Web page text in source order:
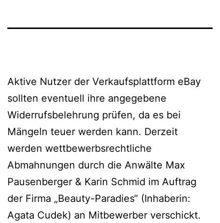
Aktive Nutzer der Verkaufsplattform eBay
sollten eventuell ihre angegebene
Widerrufsbelehrung prüfen, da es bei
Mängeln teuer werden kann. Derzeit
werden wettbewerbsrechtliche
Abmahnungen durch die Anwälte Max
Pausenberger & Karin Schmid im Auftrag
der Firma „Beauty-Paradies“ (Inhaberin:
Agata Cudek) an Mitbewerber verschickt.